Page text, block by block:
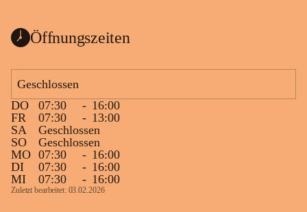
Öffnungszeiten
Geschlossen
DO
07:30 - 16:00
FR
07:30 - 13:00
SA
Geschlossen
SO
Geschlossen
MO 07:30 - 16:00
DI
07:30 - 16:00
MI
07:30 - 16:00
Zuletzt bearbeitet: 03.02.2026